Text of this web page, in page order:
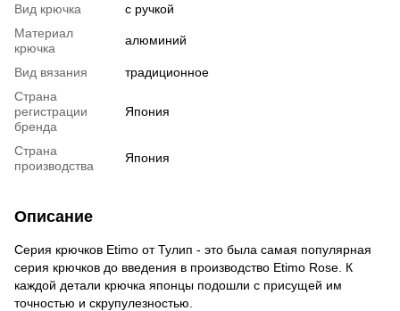
Вид крючка
с ручкой
Материал
крючка
алюминий
Вид вязания
традиционное
Страна
регистрации
бренда
Япония
Страна
производства
Япония
Описание
Серия крючков Etimo от Тулип - это была самая популярная
серия крючков до введения в производство Etimo Rose. К
каждой детали крючка японцы подошли с присущей им
точностью и скрупулезностью.